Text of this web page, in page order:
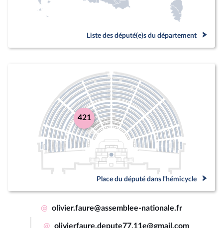
Liste des député(e)s du département
421
Place du député dans l'hémicycle
@ olivier.faure@assemblee-nationale.fr
@ olivierfaure.depute77.11e@gmail.com